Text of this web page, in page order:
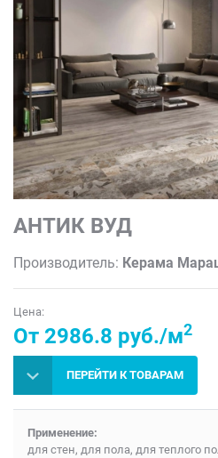
АНТИК ВУД
Производитель: Керама
Цена:
От 2986.8 руб./м2
ПЕРЕЙТИ К ТОВАРАМ
Применение:
для стен, для пола, для теплого